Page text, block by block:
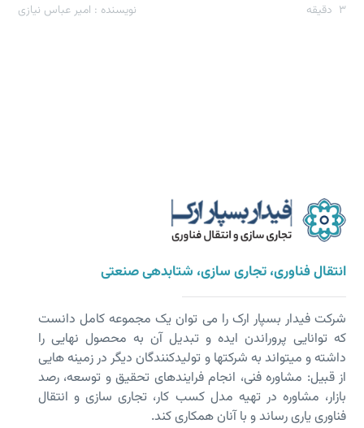
3 دقیقه نویسنده : امیر عباس نیازی
انتقال فناوری، تجاری سازی، شتابدهی صنعتی
شرکت فیدار بسپار ارک را می توان یک مجموعه کامل دانست
که توانایی پروراندن ایده و تبدیل آن به محصول نهایی را
داشته و می­تواند به شرکت­ها و تولیدکنندگان دیگر در زمینه هایی
از قبیل: مشاوره فنی، انجام فرایندهای تحقیق و توسعه، رصد
بازار، مشاوره در تهیه مدل کسب کار، تجاری سازی و انتقال
فناوری یاری رساند و با آنان همکاری کند.